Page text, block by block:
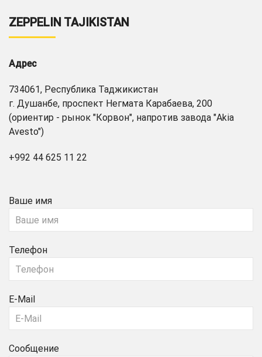
ZEPPELIN TAJIKISTAN
Адрес
734061, Республика Таджикистан
г. Душанбе, проспект Негмата Карабаева, 200
(ориентир - рынок "Корвон", напротив завода "Akia
Avesto")
+992 44 625 11 22
Ваше имя
Телефон
E-Mail
Сообщение